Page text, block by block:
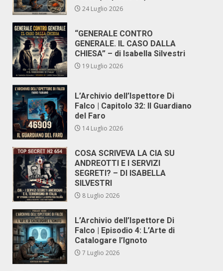
24 Luglio 2026
“GENERALE CONTRO
GENERALE. IL CASO DALLA
CHIESA” – di Isabella Silvestri
19 Luglio 2026
L’Archivio dell’Ispettore Di
Falco | Capitolo 32: Il Guardiano
del Faro
14 Luglio 2026
COSA SCRIVEVA LA CIA SU
ANDREOTTI E I SERVIZI
SEGRETI? – DI ISABELLA
SILVESTRI
8 Luglio 2026
L’Archivio dell’Ispettore Di
Falco | Episodio 4: L’Arte di
Catalogare l’Ignoto
7 Luglio 2026